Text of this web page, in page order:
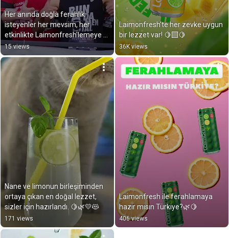
Her anında doğla ferahlık
isteyenler her mevsim, her
etkinlikte Laimonfresh'lemeye
devam ediyor!
15 views
Laimonfresh'te her zevke uygun
bir lezzet var! 🍋‍🟩🍋
36K views
Nane ve limonun birleşiminden
ortaya çıkan en doğal lezzet,
sizler için hazırlandı. 🍋🌿💛😻
171 views
Laimonfresh ile ferahlamaya
hazır mısın Türkiye?🌿🍋
406 views